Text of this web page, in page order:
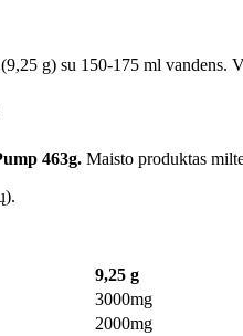
g) su 150-175 ml
463g. Maisto produktas
9,25 g
3000mg
2000mg